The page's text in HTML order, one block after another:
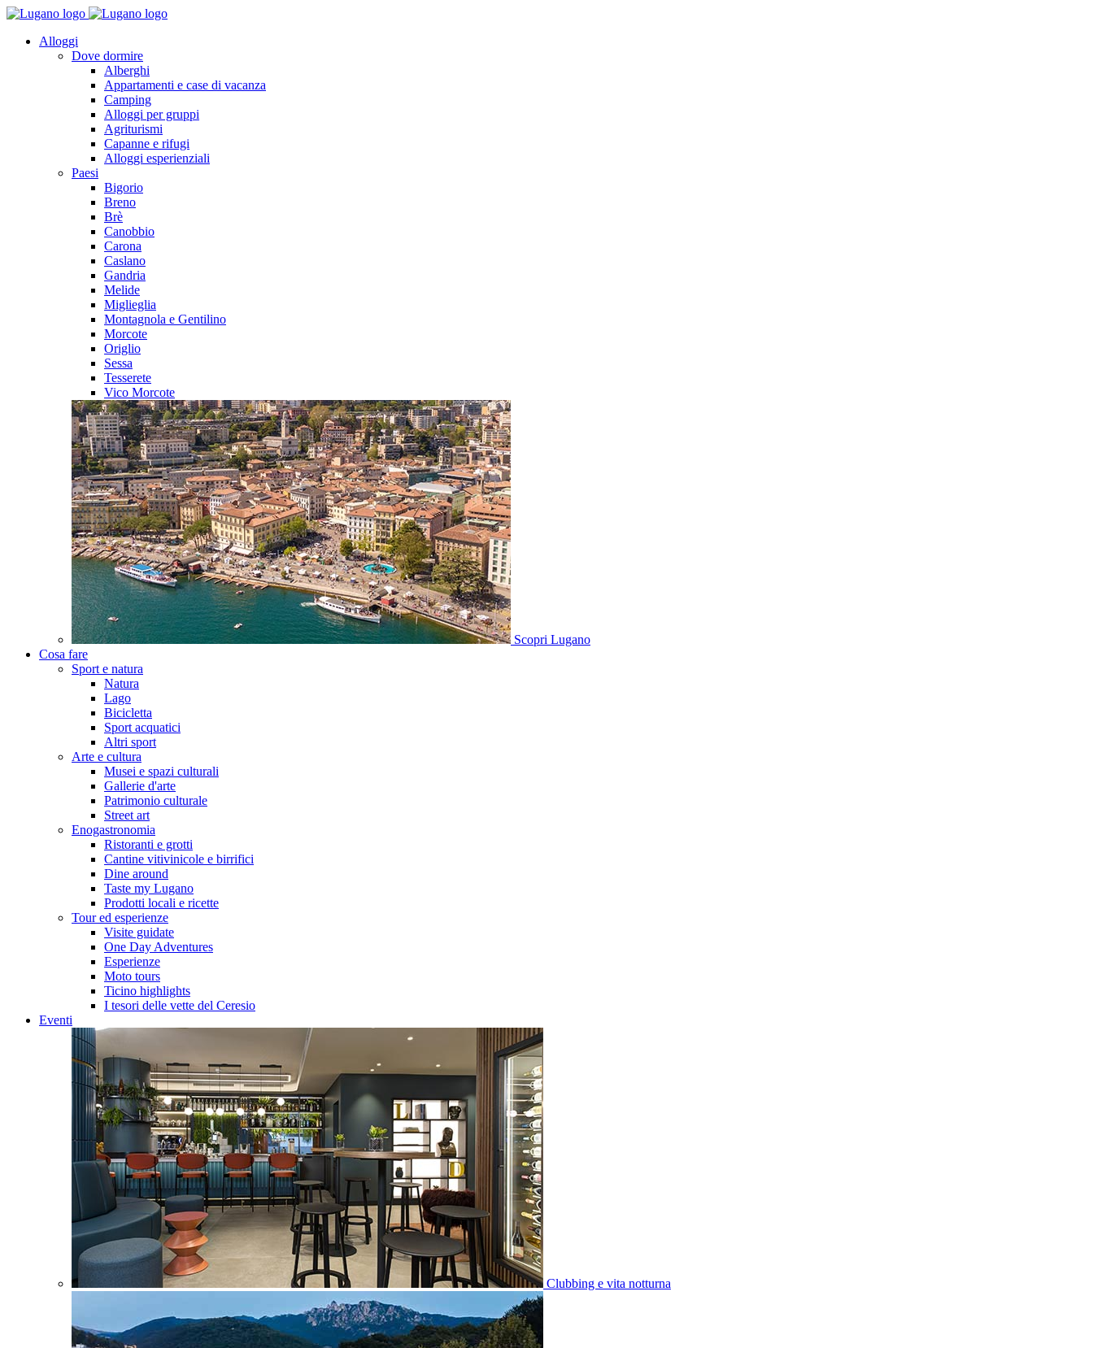
Alloggi
Dove dormire
Alberghi
Appartamenti e case di vacanza
Camping
Alloggi per gruppi
Agriturismi
Capanne e rifugi
Alloggi esperienziali
Paesi
Bigorio
Breno
Brè
Canobbio
Carona
Caslano
Gandria
Melide
Miglieglia
Montagnola e Gentilino
Morcote
Origlio
Sessa
Tesserete
Vico Morcote
Scopri Lugano
Cosa fare
Sport e natura
Natura
Lago
Bicicletta
Sport acquatici
Altri sport
Arte e cultura
Musei e spazi culturali
Gallerie d'arte
Patrimonio culturale
Street art
Enogastronomia
Ristoranti e grotti
Cantine vitivinicole e birrifici
Dine around
Taste my Lugano
Prodotti locali e ricette
Tour ed esperienze
Visite guidate
One Day Adventures
Esperienze
Moto tours
Ticino highlights
I tesori delle vette del Ceresio
Eventi
Clubbing e vita notturna